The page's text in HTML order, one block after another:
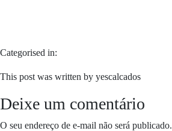
Categorised in:
This post was written by yescalcados
Deixe um comentário
O seu endereço de e-mail não será publicado.